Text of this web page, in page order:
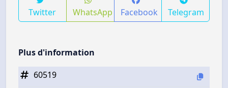
Twitter WhatsApp Facebook Telegram
Plus d'information
60519